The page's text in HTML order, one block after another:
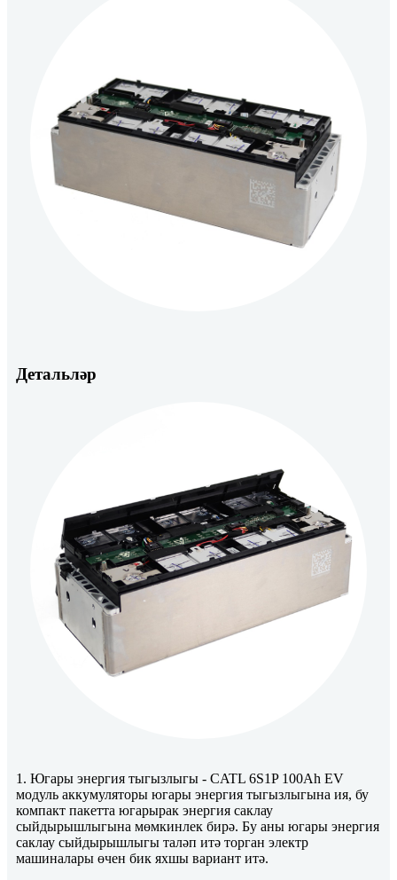
Детальләр
1. Югары энергия тыгызлыгы - CATL 6S1P 100Ah EV
модуль аккумуляторы югары энергия тыгызлыгына ия, бу
компакт пакетта югарырак энергия саклау
сыйдырышлыгына мөмкинлек бирә. Бу аны югары энергия
саклау сыйдырышлыгы таләп итә торган электр
машиналары өчен бик яхшы вариант итә.